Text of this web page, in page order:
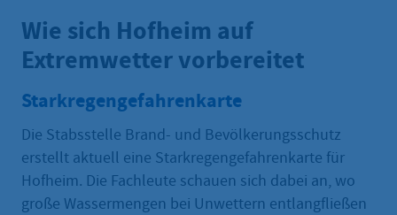
Wie sich Hofheim auf
Extremwetter vorbereitet
Starkregengefahrenkarte
Die Stabsstelle Brand- und Bevölkerungsschutz
erstellt aktuell eine Starkregengefahrenkarte für
Hofheim. Die Fachleute schauen sich dabei an, wo
große Wassermengen bei Unwettern entlangfließen